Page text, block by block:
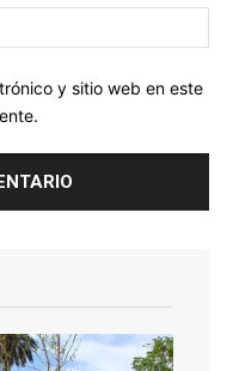
y sitio web en este